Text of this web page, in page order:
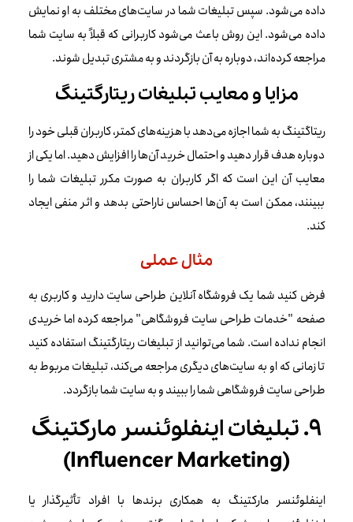
داده می‌شود. سپس تبلیغات شما در سایت‌های مختلف به او نمایش
داده می‌شود. این روش باعث می‌شود کاربرانی که قبلاً به سایت شما
مراجعه کرده‌اند، دوباره به آن بازگردند و به مشتری تبدیل شوند.
مزایا و معایب تبلیغات ریتارگتینگ
ریتاگتینگ به شما اجازه می‌دهد با هزینه‌های کمتر، کاربران قبلی خود را
دوباره هدف قرار دهید و احتمال خرید آن‌ها را افزایش دهید. اما یکی از
معایب آن این است که اگر کاربران به صورت مکرر تبلیغات شما را
ببینند، ممکن است به آن‌ها احساس ناراحتی بدهد و اثر منفی ایجاد
کند.
مثال عملی
فرض کنید شما یک فروشگاه آنلاین طراحی سایت دارید و کاربری به
صفحه "خدمات طراحی سایت فروشگاهی" مراجعه کرده اما خریدی
انجام نداده است. شما می‌توانید از تبلیغات ریتارگتینگ استفاده کنید
تا زمانی که او به سایت‌های دیگری مراجعه می‌کند، تبلیغات مربوط به
طراحی سایت فروشگاهی شما را ببیند و به سایت شما بازگردد.
۹. تبلیغات اینفلوئنسر مارکتینگ
(Influencer Marketing)
اینفلوئنسر مارکتینگ به همکاری برندها با افراد تأثیرگذار یا